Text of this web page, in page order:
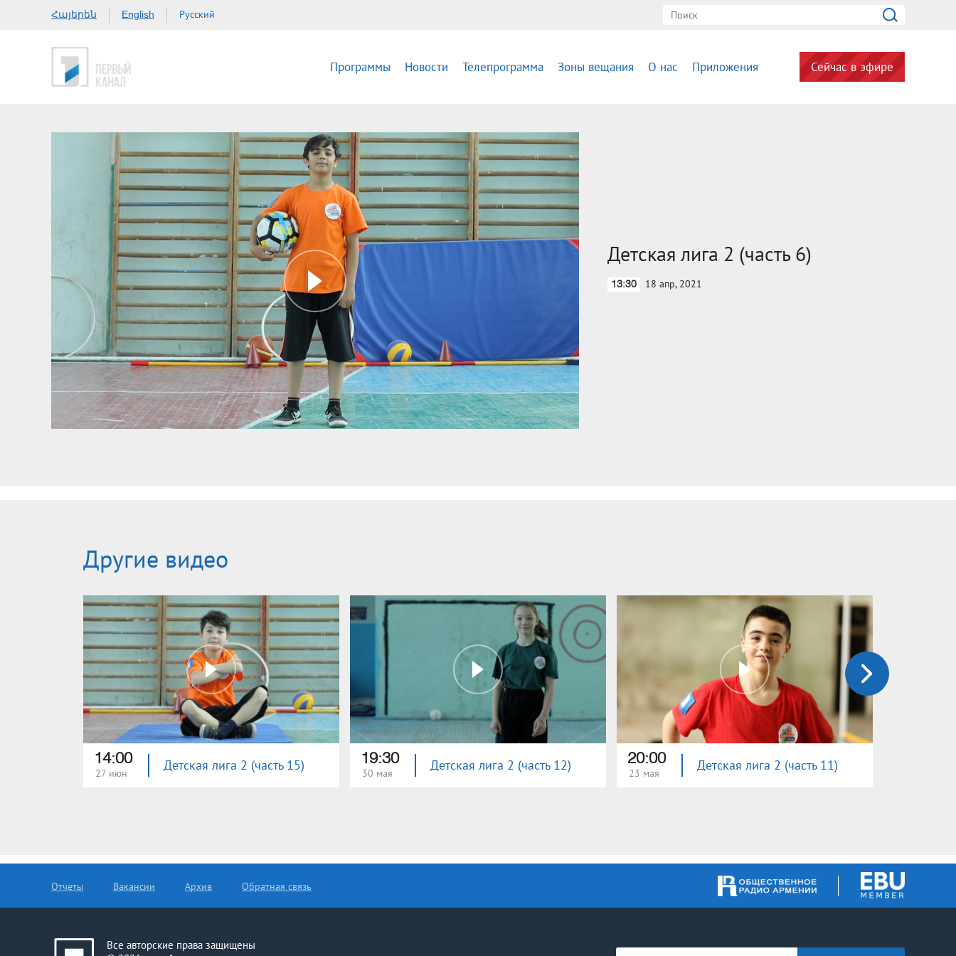
Հայերեն English Русский
Программы Новости Телепрограмма Зоны вещания О нас Приложения Сейчас в эфире
Детская лига 2 (часть 6)
13:30 18 апр, 2021
Другие видео
14:00
27 июн Детская лига 2 (часть 15) 19:30
30 мая Детская лига 2 (часть 12) 20:00
23 мая Детская лига 2 (часть 11)
Отчеты Вакансии Архив Обратная связь
Все авторские права защищены